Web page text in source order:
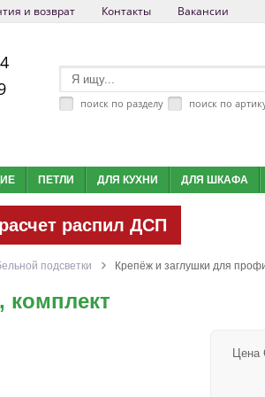
и возврат Контакты Вакансии
поиск по разделу поиск по
ПЕТЛИ ДЛЯ КУХНИ ДЛЯ ШКАФА
распил ДСП
подсветки Крепёж и заглушки для
комплект
Цена